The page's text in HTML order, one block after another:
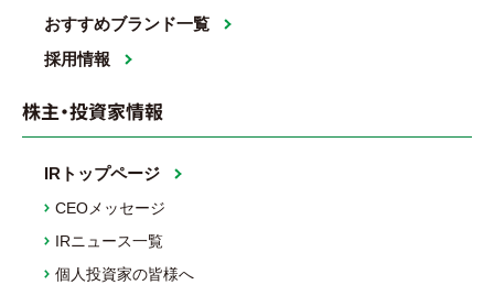
おすすめブランド一覧
採用情報
株主・投資家情報
IRトップページ
CEOメッセージ
IRニュース一覧
個人投資家の皆様へ